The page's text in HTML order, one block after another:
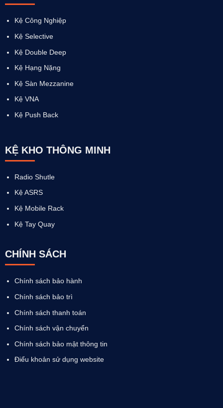
Kệ Công Nghiệp
Kệ Selective
Kệ Double Deep
Kệ Hạng Nặng
Kệ Sàn Mezzanine
Kệ VNA
Kệ Push Back
KỆ KHO THÔNG MINH
Radio Shutle
Kệ ASRS
Kệ Mobile Rack
Kệ Tay Quay
CHÍNH SÁCH
Chính sách bảo hành
Chính sách bảo trì
Chính sách thanh toán
Chính sách vận chuyển
Chính sách bảo mật thông tin
Điểu khoản sử dụng website